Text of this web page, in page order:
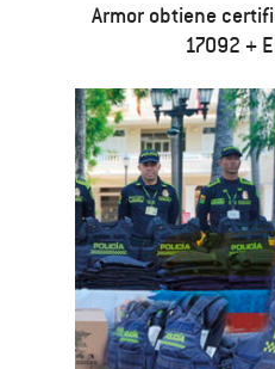
Armor obtiene
17092 +